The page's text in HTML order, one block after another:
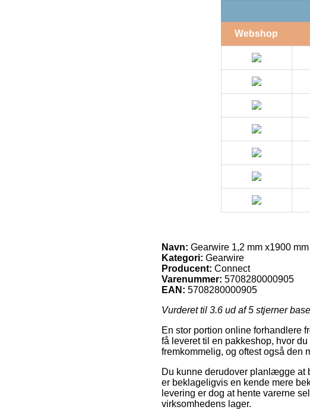
Webshop
Navn: Gearwire 1,2 mm x1900
Kategori: Gearwire
Producent: Connect
Varenummer: 5708280000905
EAN: 5708280000905
Vurderet til 3.6 ud af 5 stjerner
En stor portion online forhandlere
få leveret til en pakkeshop, hvor
fremkommelig, og oftest også den
Du kunne derudover planlægge at
er beklageligvis en kende mere
levering er dog at hente varerne
virksomhedens lager.